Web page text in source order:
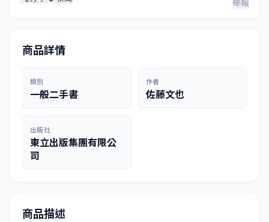
舉報
商品詳情
類別
一般二手書
作者
佐藤文也
出版社
東立出版集團有限公
司
商品描述